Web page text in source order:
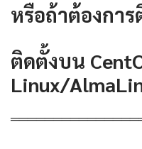
หรือถ้าต้องกา
ติดตั้งบน
Linux/